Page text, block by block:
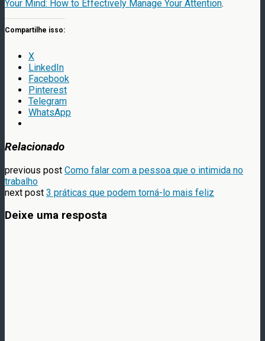
Your Mind: How to Effectively Manage Your Attention.
Compartilhe isso:
X
LinkedIn
Facebook
Pinterest
Telegram
WhatsApp
Relacionado
previous post Como falar com a pessoa que o intimida no
trabalho
next post 3 práticas que podem torná-lo mais feliz
Deixe uma resposta